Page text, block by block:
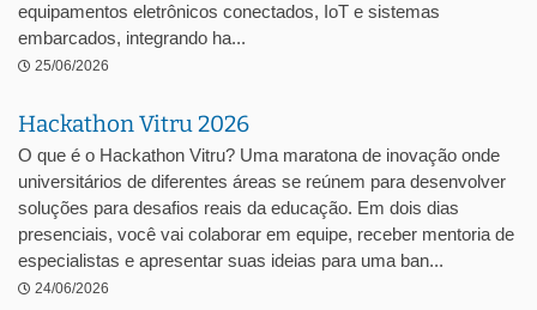
equipamentos eletrônicos conectados, IoT e sistemas
embarcados, integrando ha...
25/06/2026
Hackathon Vitru 2026
O que é o Hackathon Vitru? Uma maratona de inovação onde
universitários de diferentes áreas se reúnem para desenvolver
soluções para desafios reais da educação. Em dois dias
presenciais, você vai colaborar em equipe, receber mentoria de
especialistas e apresentar suas ideias para uma ban...
24/06/2026